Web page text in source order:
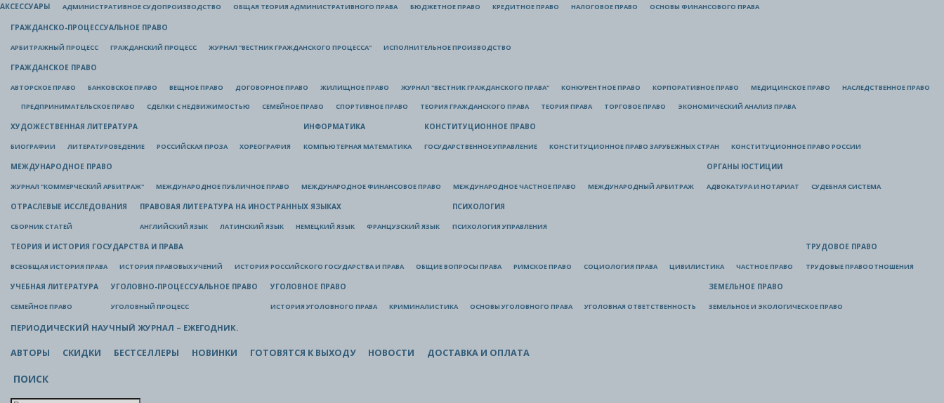
АКСЕССУАРЫ АДМИНИСТРАТИВНОЕ СУДОПРОИЗВОДСТВО ОБЩАЯ ТЕОРИЯ АДМИНИСТРАТИВНОГО ПРАВА БЮДЖЕТНОЕ ПРАВО КРЕДИТНОЕ ПРАВО НАЛОГОВОЕ ПРАВО ОСНОВЫ ФИНАНСОВОГО ПРАВА
ГРАЖДАНСКО-ПРОЦЕССУАЛЬНОЕ ПРАВО
АРБИТРАЖНЫЙ ПРОЦЕСС ГРАЖДАНСКИЙ ПРОЦЕСС ЖУРНАЛ "ВЕСТНИК ГРАЖДАНСКОГО ПРОЦЕССА" ИСПОЛНИТЕЛЬНОЕ ПРОИЗВОДСТВО
ГРАЖДАНСКОЕ ПРАВО
АВТОРСКОЕ ПРАВО БАНКОВСКОЕ ПРАВО ВЕЩНОЕ ПРАВО ДОГОВОРНОЕ ПРАВО ЖИЛИЩНОЕ ПРАВО ЖУРНАЛ "ВЕСТНИК ГРАЖДАНСКОГО ПРАВА" КОНКУРЕНТНОЕ ПРАВО КОРПОРАТИВНОЕ ПРАВО МЕДИЦИНСКОЕ ПРАВО НАСЛЕДСТВЕННОЕ ПРАВО
ПРЕДПРИНИМАТЕЛЬСКОЕ ПРАВО СДЕЛКИ С НЕДВИЖИМОСТЬЮ СЕМЕЙНОЕ ПРАВО СПОРТИВНОЕ ПРАВО ТЕОРИЯ ГРАЖДАНСКОГО ПРАВА ТЕОРИЯ ПРАВА ТОРГОВОЕ ПРАВО ЭКОНОМИЧЕСКИЙ АНАЛИЗ ПРАВА
ХУДОЖЕСТВЕННАЯ ЛИТЕРАТУРА
БИОГРАФИИ ЛИТЕРАТУРОВЕДЕНИЕ РОССИЙСКАЯ ПРОЗА ХОРЕОГРАФИЯ
ИНФОРМАТИКА
КОМПЬЮТЕРНАЯ МАТЕМАТИКА
КОНСТИТУЦИОННОЕ ПРАВО
ГОСУДАРСТВЕННОЕ УПРАВЛЕНИЕ КОНСТИТУЦИОННОЕ ПРАВО ЗАРУБЕЖНЫХ СТРАН КОНСТИТУЦИОННОЕ ПРАВО РОССИИ
МЕЖДУНАРОДНОЕ ПРАВО
ЖУРНАЛ "КОММЕРЧЕСКИЙ АРБИТРАЖ" МЕЖДУНАРОДНОЕ ПУБЛИЧНОЕ ПРАВО МЕЖДУНАРОДНОЕ ФИНАНСОВОЕ ПРАВО МЕЖДУНАРОДНОЕ ЧАСТНОЕ ПРАВО МЕЖДУНАРОДНЫЙ АРБИТРАЖ
ОРГАНЫ ЮСТИЦИИ
АДВОКАТУРА И НОТАРИАТ СУДЕБНАЯ СИСТЕМА
ОТРАСЛЕВЫЕ ИССЛЕДОВАНИЯ
СБОРНИК СТАТЕЙ
ПРАВОВАЯ ЛИТЕРАТУРА НА ИНОСТРАННЫХ ЯЗЫКАХ
АНГЛИЙСКИЙ ЯЗЫК ЛАТИНСКИЙ ЯЗЫК НЕМЕЦКИЙ ЯЗЫК ФРАНЦУЗСКИЙ ЯЗЫК
ПСИХОЛОГИЯ
ПСИХОЛОГИЯ УПРАВЛЕНИЯ
ТЕОРИЯ И ИСТОРИЯ ГОСУДАРСТВА И ПРАВА
ВСЕОБЩАЯ ИСТОРИЯ ПРАВА ИСТОРИЯ ПРАВОВЫХ УЧЕНИЙ ИСТОРИЯ РОССИЙСКОГО ГОСУДАРСТВА И ПРАВА ОБЩИЕ ВОПРОСЫ ПРАВА РИМСКОЕ ПРАВО СОЦИОЛОГИЯ ПРАВА ЦИВИЛИСТИКА ЧАСТНОЕ ПРАВО
ТРУДОВОЕ ПРАВО
ТРУДОВЫЕ ПРАВООТНОШЕНИЯ
УЧЕБНАЯ ЛИТЕРАТУРА
СЕМЕЙНОЕ ПРАВО
УГОЛОВНО-ПРОЦЕССУАЛЬНОЕ ПРАВО
УГОЛОВНЫЙ ПРОЦЕСС
УГОЛОВНОЕ ПРАВО
ИСТОРИЯ УГОЛОВНОГО ПРАВА КРИМИНАЛИСТИКА ОСНОВЫ УГОЛОВНОГО ПРАВА УГОЛОВНАЯ ОТВЕТСТВЕННОСТЬ
ЗЕМЕЛЬНОЕ ПРАВО
ЗЕМЕЛЬНОЕ И ЭКОЛОГИЧЕСКОЕ ПРАВО
ПЕРИОДИЧЕСКИЙ НАУЧНЫЙ ЖУРНАЛ – ЕЖЕГОДНИК.
АВТОРЫ СКИДКИ БЕСТСЕЛЛЕРЫ НОВИНКИ ГОТОВЯТСЯ К ВЫХОДУ НОВОСТИ ДОСТАВКА И ОПЛАТА
ПОИСК